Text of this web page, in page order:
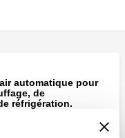
automatique pour
de
réfrigération.